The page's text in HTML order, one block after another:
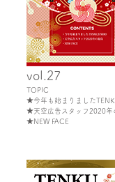
vol.27
TOPIC
★今年も始まりました
★天空広告スタッフ2020年
★NEW FACE